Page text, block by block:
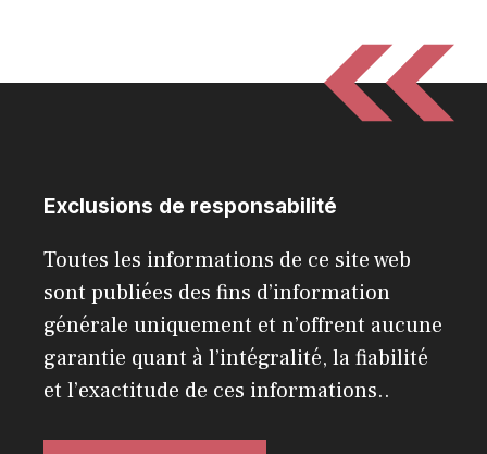
Exclusions de responsabilité
Toutes les informations de ce site web
sont publiées des fins d’information
générale uniquement et n’offrent aucune
garantie quant à l’intégralité, la fiabilité
et l’exactitude de ces informations..